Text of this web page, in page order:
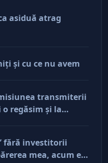
asiduă atrag
şi cu ce nu avem
transmiterii
regăsim şi la
fără investitorii
mea, acum e